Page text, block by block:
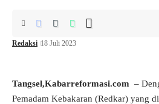
Redaksi 18 Juli 2023
Tangsel,Kabarreformasi.com –
Pemadam Kebakaran (Redkar) yang